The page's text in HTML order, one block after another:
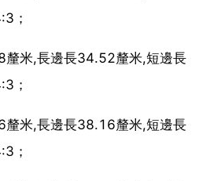
；
米,長邊長34.52釐米,短邊長
；
米,長邊長38.16釐米,短邊長
；